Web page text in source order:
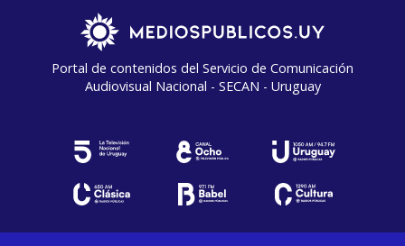
Portal de contenidos del Servicio de Comunicación
Audiovisual Nacional - SECAN - Uruguay